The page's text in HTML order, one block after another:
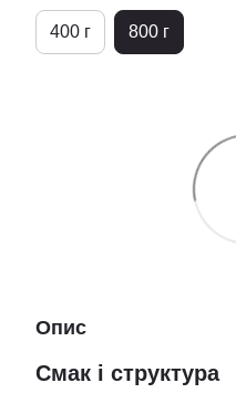
400 г 800 г
Опис
Смак і структура